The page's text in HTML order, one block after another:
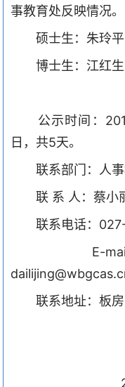
事教育处反映情况。
硕士生：朱玲
博士生：江红
公示时间：
日，共5天。
联系部门：人
联 系 人：蔡小
联系电话：
E-
联系地址：板房